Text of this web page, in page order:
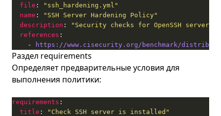
file :
"ssh_hardening.yml"
name :
"SSH Server Hardening Policy"
description :
"Security checks for OpenSSH server
references
    -
https://www.cisecurity.org/benchmark/
Раздел requirements
Определяет предварительные условия для
выполнения политики:
requirements
title :
"Check SSH server is installed"